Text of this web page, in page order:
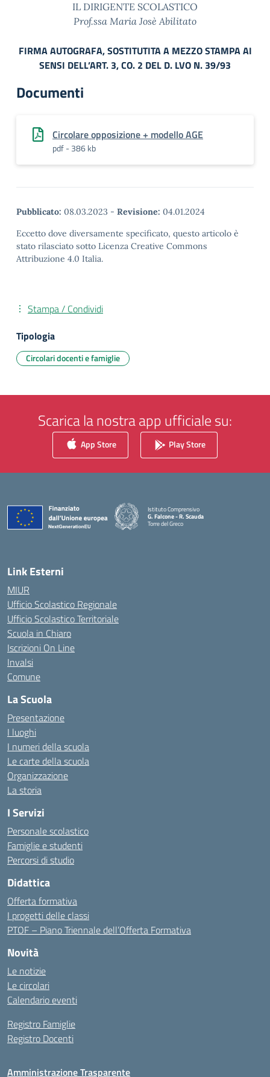
IL DIRIGENTE SCOLASTICO
Prof.ssa Maria Josè Abilitato
FIRMA AUTOGRAFA, SOSTITUTITA A MEZZO STAMPA AI
SENSI DELL’ART. 3, CO. 2 DEL D. LVO N. 39/93
Documenti
Circolare opposizione + modello AGE
pdf - 386 kb
Pubblicato: 08.03.2023 - Revisione: 04.01.2024
Eccetto dove diversamente specificato, questo articolo è
stato rilasciato sotto Licenza Creative Commons
Attribuzione 4.0 Italia.
Stampa / Condividi
Tipologia
Circolari docenti e famiglie
Scarica la nostra app ufficiale su:
App Store Play Store
Istituto Comprensivo
G. Falcone - R. Scauda
Torre del Greco
Link Esterni
MIUR
Ufficio Scolastico Regionale
Ufficio Scolastico Territoriale
Scuola in Chiaro
Iscrizioni On Line
Invalsi
Comune
La Scuola
Presentazione
I luoghi
I numeri della scuola
Le carte della scuola
Organizzazione
La storia
I Servizi
Personale scolastico
Famiglie e studenti
Percorsi di studio
Didattica
Offerta formativa
I progetti delle classi
PTOF – Piano Triennale dell’Offerta Formativa
Novità
Le notizie
Le circolari
Calendario eventi
Registro Famiglie
Registro Docenti
Amministrazione Trasparente